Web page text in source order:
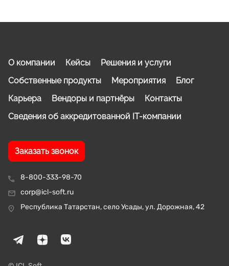
8-800-333-98-70
corp@icl-soft.ru
Республика Татарстан, село Усады, ул. Дорожная, 42
О компании Кейсы
Решения и услуги
Собственные продукты
Мероприятия
Блог
Карьера
Вендоры и партнёры
Контакты
Сведения об аккредитованной IT-компании
Заказать звонок